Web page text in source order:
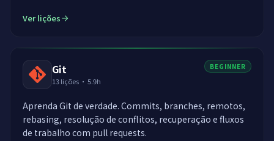
Ver lições
Git
13lições · 5.9h
BEGINNER
Aprenda Git de verdade. Commits, branches, remotos,
rebasing, resolução de conflitos, recuperação e fluxos
de trabalho com pull requests.